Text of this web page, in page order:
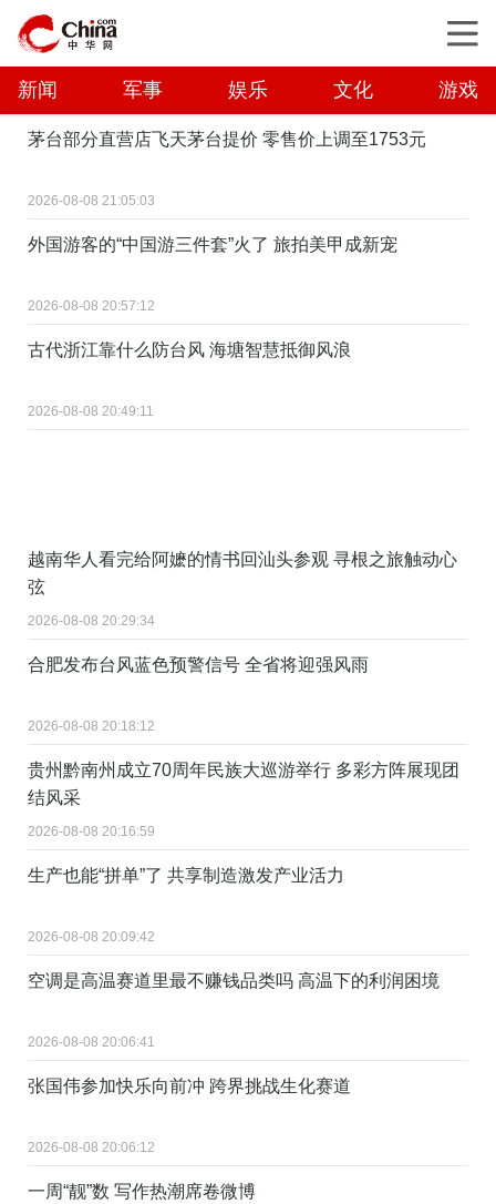
新闻 军事 娱乐 文化 游戏
茅台部分直营店飞天茅台提价 零售价上调至1753元
2026-08-08 21:05:03
外国游客的“中国游三件套”火了 旅拍美甲成新宠
2026-08-08 20:57:12
古代浙江靠什么防台风 海塘智慧抵御风浪
2026-08-08 20:49:11
越南华人看完给阿嬷的情书回汕头参观 寻根之旅触动心
弦
2026-08-08 20:29:34
合肥发布台风蓝色预警信号 全省将迎强风雨
2026-08-08 20:18:12
贵州黔南州成立70周年民族大巡游举行 多彩方阵展现团
结风采
2026-08-08 20:16:59
生产也能“拼单”了 共享制造激发产业活力
2026-08-08 20:09:42
空调是高温赛道里最不赚钱品类吗 高温下的利润困境
2026-08-08 20:06:41
张国伟参加快乐向前冲 跨界挑战生化赛道
2026-08-08 20:06:12
一周“靓”数 写作热潮席卷微博